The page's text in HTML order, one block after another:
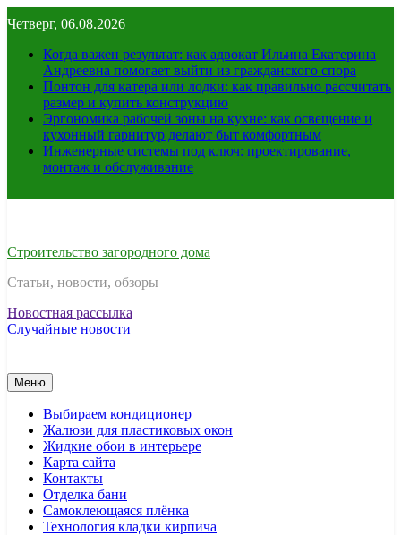
к
содержимому
Четверг, 06.08.2026
Когда важен результат: как адвокат Ильина Екатерина
Андреевна помогает выйти из гражданского спора
Понтон для катера или лодки: как правильно рассчитать
размер и купить конструкцию
Эргономика рабочей зоны на кухне: как освещение и
кухонный гарнитур делают быт комфортным
Инженерные системы под ключ: проектирование,
монтаж и обслуживание
Строительство загородного дома
Статьи, новости, обзоры
Новостная рассылка
Случайные новости
Меню
Выбираем кондиционер
Жалюзи для пластиковых окон
Жидкие обои в интерьере
Карта сайта
Контакты
Отделка бани
Самоклеющаяся плёнка
Технология кладки кирпича